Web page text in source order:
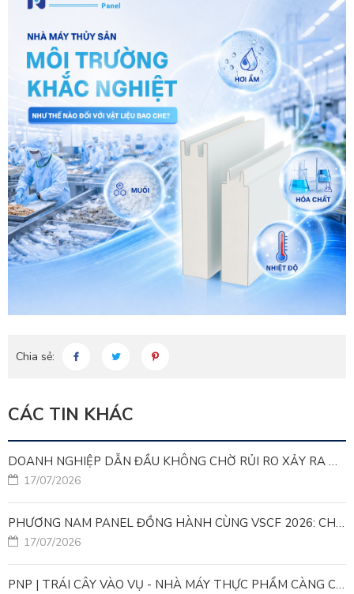
Chia sẻ:
CÁC TIN KHÁC
DOANH NGHIỆP DẪN ĐẦU KHÔNG CHỜ RỦI RO XẢY RA MỚI HÀNH ĐỘNG
17/07/2026
PHƯƠNG NAM PANEL ĐỒNG HÀNH CÙNG VSCF 2026: CHUNG TAY KIẾN TẠO CÔNG TRÌNH TƯƠNG LAI
17/07/2026
PNP | TRÁI CÂY VÀO VỤ - NHÀ MÁY THỰC PHẨM CÀNG CẦN GIẢI PHÁP KIỂM SOÁT NHIỆT ĐỘ ỔN ĐỊNH